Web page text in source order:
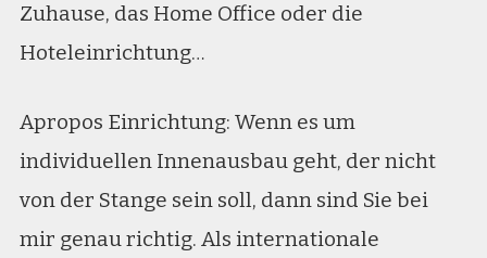
Zuhause, das Home Office oder die
Hoteleinrichtung…
Apropos Einrichtung: Wenn es um
individuellen Innenausbau geht, der nicht
von der Stange sein soll, dann sind Sie bei
mir genau richtig. Als internationale